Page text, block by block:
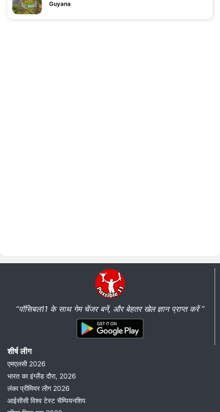
Guyana
“पॉसिबल11 के साथ गेम चेंजर बनें, और बेहतर खेल ज्ञान प्राप्त करें ”
शीर्ष लीग
एमएलसी 2026
भारत का इंग्लैंड दौरा, 2026
लंका प्रीमियर लीग 2026
आईसीसी विश्व टेस्ट चैम्पियनशिप